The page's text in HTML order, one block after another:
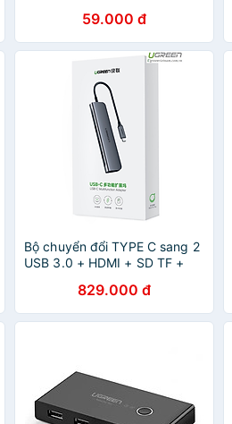
Chính Hãng59.000 đ
Bộ chuyển đổi TYPE C sang 2
USB 3.0 + HDMI + SD TF +
chính hãng829.000 đ